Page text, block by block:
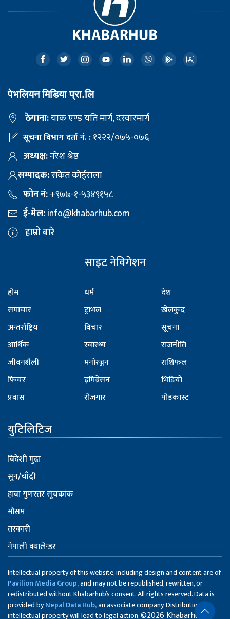
पेभलियन मिडिया प्रा.लि
ठेगाना:याक एण्ड यति मार्ग, दरवारमार्ग
सूचना विभाग दर्ता नं. :१२२२/०७५-०७६
अध्यक्ष:नरेश श्रेष्ठ
सम्पादक:संकेत कोईराला
फोन नं:+९७७-१-५३४९१५८
ई-मेल:info@khabarhub.com
हाम्रो बारे
साइट नेविगेशन
होम
समाचार
अन्तर्राष्ट्रिय
आर्थिक
जीवनशैली
फिचर
प्रवास
धर्म
ट्राभल
विचार
स्वास्थ्य
मनोरञ्जन
इमिग्रेसन
रोजगार
देश
खेलकुद
सूचना
राजनीति
राशिफल
भिडियो
पोडकास्ट
युटिलिटिज
विदेशी मुद्रा
सुन/चाँदी
हावा गुणस्तर सूचकांक
मौसम
तरकारी
नेपाली क्यालेन्डर
Intellectual property of this website, including design and content are of
Pavilion Media Group,and may not be republished, rewritten, or
redistributed without Khabarhub’s consent. All rights reserved. Data is
provided byNepal Data Hub,an associate company. Distribution of
intellectual property will lead to legal action.©2026 Khabarhub